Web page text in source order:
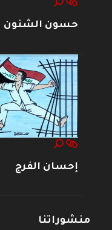
حسون الشنون
إحسان الفرج
منشوراتنا